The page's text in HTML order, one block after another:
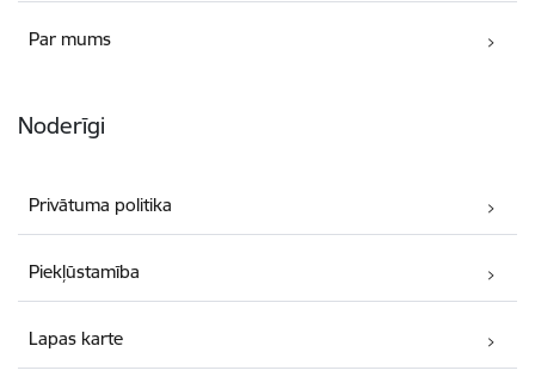
Par mums
Noderīgi
Privātuma politika
Piekļūstamība
Lapas karte